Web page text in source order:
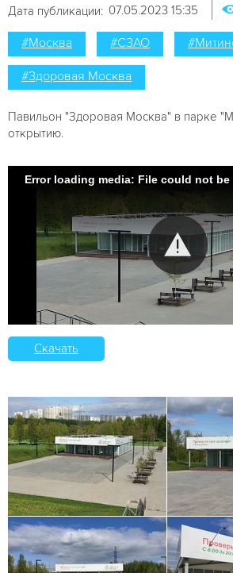
Дата публикации: 07.05.2023 15:35
#Москва #СЗАО
#Здоровая Москва
Павильон "Здоровая Москва" в парке
открытию.
Error loading media: File could not be
Скачать